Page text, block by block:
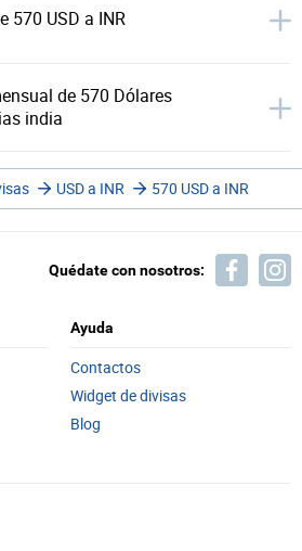
570 USD a INR
de 570 Dólares
india
USD a INR 570 USD a INR
Quédate con nosotros:
Ayuda
Contactos
Widget de divisas
Blog